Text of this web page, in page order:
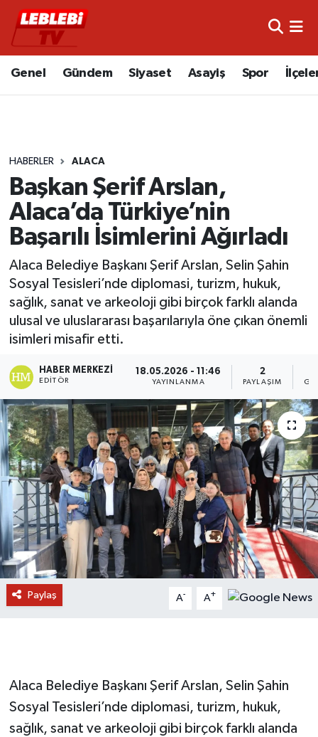
Genel Gündem Siyaset Asayiş Spor
HABERLER ALACA
Başkan Şerif Arslan,
Alaca’da Türkiye’nin
Başarılı İsimlerini Ağırladı
Alaca Belediye Başkanı Şerif Arslan, Selin Şahin
Sosyal Tesisleri’nde diplomasi, turizm, hukuk,
sağlık, sanat ve arkeoloji gibi birçok farklı alanda
ulusal ve uluslararası başarılarıyla öne çıkan önemli
isimleri misafir etti.
HABER MERKEZI
EDITÖR
18.05.2026 - 11:46
YAYINLANMA
2
PAYLAŞIM
Paylaş A- A+
Alaca Belediye Başkanı Şerif Arslan, Selin Şahin
Sosyal Tesisleri’nde diplomasi, turizm, hukuk,
sağlık, sanat ve arkeoloji gibi birçok farklı alanda
Hava Durumu
Süper Lig Puan Durumu ve Fikstür
Tüm Manşetler
Son Dakika Haberleri
Haber Arşivi